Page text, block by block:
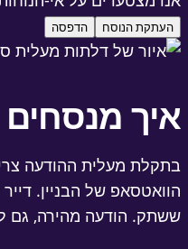
העתקת הנוסח הדפסה
איך
בתקלת מעלית ההודעה
הוואטסאפ של הבניין.
ששתק. הודעה מהירה, גם